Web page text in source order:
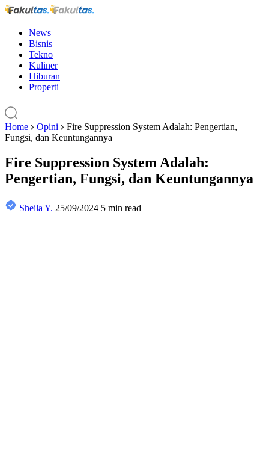
News
Bisnis
Tekno
Kuliner
Hiburan
Properti
Home Opini
Fire Suppression System Adalah: Pengertian,
Fungsi, dan Keuntungannya
Fire Suppression System Adalah:
Pengertian, Fungsi, dan Keuntungannya
Sheila Y. 25/09/2024 5 min read